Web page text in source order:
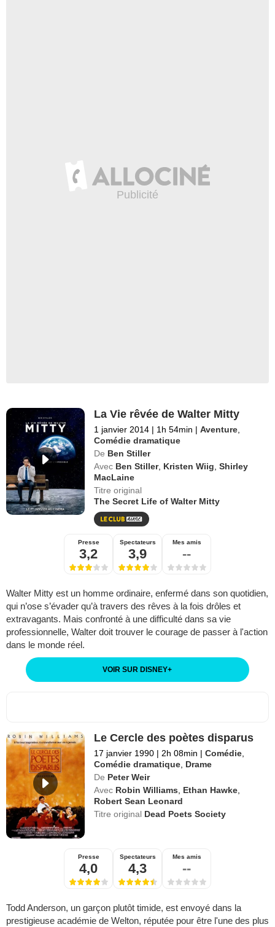
La Vie rêvée de Walter Mitty
1 janvier 2014 | 1h 54min | Aventure
Comédie dramatique
De Ben Stiller
Avec Ben Stiller, Kristen Wiig ,Shirley
MacLaine
Titre original
The Secret Life of Walter Mitty
Presse
3,2
Spectateurs
3,9
Mes amis
--
Walter Mitty est un homme ordinaire, enfermé dans son quotidien,
qui n’ose s’évader qu’à travers des rêves à la fois drôles et
extravagants. Mais confronté à une difficulté dans sa vie
professionnelle, Walter doit trouver le courage de passer à l'action
dans le monde réel.
VOIR SUR DISNEY+
Le Cercle des poètes disparus
17 janvier 1990 | 2h 08min | Comédie
Comédie dramatique Drame
De Peter Weir
Avec Robin Williams Ethan Hawke
Robert Sean Leonard
Titre original Dead Poets Society
Presse
4,0
Spectateurs
4,3
Mes amis
--
Todd Anderson, un garçon plutôt timide, est envoyé dans la
prestigieuse académie de Welton, réputée pour être l'une des plus